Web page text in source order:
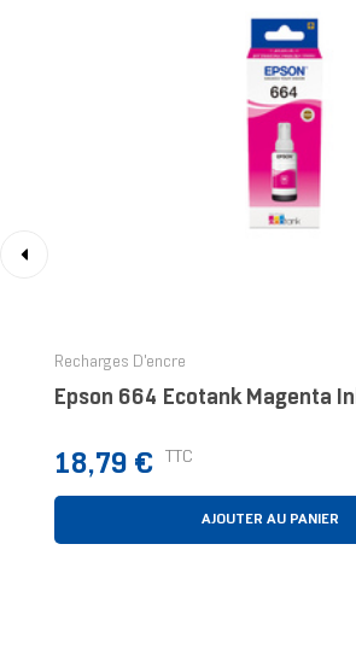
Recharges D'encre
Epson 664 Ecotank Magenta
Prix
18,79 € TTC
AJOUTER AU PANIER